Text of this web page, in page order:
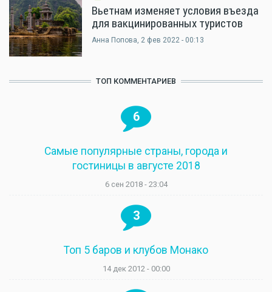
Вьетнам изменяет условия въезда
для вакцинированных туристов
Анна Попова, 2 фев 2022 - 00:13
ТОП КОММЕНТАРИЕВ
6
Самые популярные страны, города и
гостиницы в августе 2018
6 сен 2018 - 23:04
3
Топ 5 баров и клубов Монако
14 дек 2012 - 00:00